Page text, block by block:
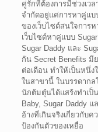
คู่รักที่ต้องการมีช่วงเว
จำกัดอยู่แค่การหาคู่แบ
ของเว็บไซต์สนใจการ
เว็บไซต์หาคู่แบบ
Sugar Daddy และ
กัน Secret Benefits
ต่อเดือน ทำให้เป็นหนึ่
ในสาขานี้ ในบรรดากล
นักต้มตุ๋นได้แสร้งทำเป็
Baby, Sugar Daddy
อ้างที่เกินจริงเกี่ยวกับ
ป้องกันตัวของเหยื่อ